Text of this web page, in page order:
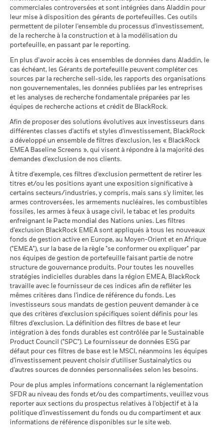
*Avant 15/déc./2021, le Fonds a utilisé un indice de
référence différent qui est pris en compte dans les données
de la valeur de référence.
2016 2017 2018 2019 2020 2021
Rendement
total (%)
AUD
0,1 -3,0 11,8 2,6 -11,8
référence
comparateur
1 (%) AUD
1,1 -6,4 13,4 2,8 -7,9
La performance indiquée est calculée après déduction des
frais courants. Les frais d’entrée/de sortie ne sont pas inclus
dans le calcul.
Les chiffres indiqués se rapportent aux performances
passées.
Les performances passées ne sont pas un indicateur
fiable des performances futures. Les marchés pourraient
évoluer très différemment. Ceci peut vous aider à évaluer la
façon dont le fonds a été géré dans le passé
La performance est indiquée sur la base de la Valeur nette
d’inventaire (VNI), avec le revenu brut réinvesti le cas échéant.
Le rendement de votre investissement peut augmenter ou
diminuer en raison des fluctuations des devises si votre
investissement est effectué dans une devise autre que celle
utilisée dans le calcul des performances passées. Source :
Blackrock
Structure juridique UCITS
Catégorie Morningstar Equity Market Neutral USD
Fréquence de distribution
Quotidienne, sur la base d'un
SEDOL B7YPFG0
Les fonds de BlackRock Global Funds (BGF) et de BlackRock
Strategic Funds (BSF) sont des compartiments de sociétés
d’investissement à capital variable (SICAV) de droit
compartiment n’a pas de durée déterminée.
Les frais d’entrée maximaux à la charge de l’investisseur privé
(catégorie d’actions A) s’élèvent à 5 % de la valeur
opérations boursières associée à la sortie et à la conversion
d’actions d'organismes de placement collectif (actions de
capitalisation) s'élève à 1,32% (max. 4000 €). Les dividendes
perçus au titre des actions de distribution sont soumis au
précompte mobilier belge de 30%. Le précompte mobilier
belge applicable aux intérêts inclus dans le prix de rachat des
actions de capitalisation et de distribution investissant plus
de 10% de leurs actifs dans des titres de créance s'élève à
30%.
Publication de la valeur nette d'inventaire:
www.blackrock.com/be
, De Tijd, www.fundinfo.com . Pour toute
réclamation concernant ce compartiment, veuillez contacter
BlackRock au 02 402 49 00 ou par e-mail à l’adresse
belux@blackrock.com.Pour votre protection, les appels
téléphoniques sont souvent enregistrés.Vous pouvez
également contacter le Service de médiation des
consommateurs. Vous trouverez de plus amples informations
à l’adresse http://www.ombudsfin.be.
«notes Morningstar», vous pouvez consulter la page internet
à l’adresse
suivante:
http://www.morningstar.be/be/research/funds/
la liquidité du produit.
Exemple d’investissement AUD 15 000
au
Scénarios
Minimal Il n’y a pas de rendement minimum
Tension
Ce que vous pourriez obtenir après
Rendement annuel moyen
Défavorable
Rendement annuel moyen
Intermédiaire
Ce que vous pourriez obtenir après
Rendement annuel moyen
Favorable
Ce que vous pourriez obtenir après
Rendement annuel moyen
Le scénario de tension montre ce que vous pourriez obtenir
dans des situations de marché extrêmes.
BlackRock Strategic Funds - Semi-Annual
Report (French)
Sustainability related disclosure - ADEAR-
AGG (en)
Sustainability related disclosure - ADEAR-
AGG (de)
Sustainability related disclosure - ADEAR-
AGG (fr)
Sustainability related disclosure - ADEAR-
AGG (nl)
BlackRock Strategic Funds - Prospectus
(English)
BlackRock Strategic Funds - Prospectus
(French - Belgium^France)
Voir tous les documents
commerciales controversées et sont intégrées dans Aladdin pour
leur mise à disposition des gérants de portefeuilles. Ces outils
permettent de piloter l'ensemble du processus d'investissement,
de la recherche à la construction et à la modélisation du
portefeuille, en passant par le reporting.
En plus d’avoir accès à ces ensembles de données dans Aladdin, le
cas échéant, les Gérants de portefeuille peuvent compléter ces
sources par la recherche sell-side, les rapports des organisations
non gouvernementales, les données publiées par les entreprises
et les analyses de recherche fondamentale préparées par les
équipes de recherche actions et crédit de BlackRock.
Afin de proposer des solutions évolutives aux investisseurs dans
différentes classes d'actifs et styles d'investissement, BlackRock
a développé un ensemble de filtres d'exclusion, les « BlackRock
EMEA Baseline Screens », qui visent à répondre à la majorité des
demandes d'exclusion de nos clients.
À titre d'exemple, ces filtres d'exclusion permettent de retirer les
titres et/ou les positions ayant une exposition significative à
certains secteurs/industries, y compris, mais sans s'y limiter, les
armes controversées, les armements nucléaires, les combustibles
fossiles, les armes à feux à usage civil, le tabac et les produits
enfreignant le Pacte mondial des Nations unies. Les filtres
d'exclusion BlackRock EMEA sont appliqués à tous les nouveaux
fonds de gestion active en Europe, au Moyen-Orient et en Afrique
("EMEA"), sur la base de la règle "se conformer ou expliquer" par
nos équipes de gestion de portefeuille faisant partie de notre
structure de gouvernance produits. Pour toutes les nouvelles
stratégies indicielles durables dans la région EMEA, BlackRock
travaille avec le fournisseur de ces indices afin de refléter les
mêmes critères dans l'indice de référence du fonds. Les
investisseurs sous mandats de gestion peuvent demander à ce
que des critères d'exclusion spécifiques soient définis pour les
filtres d'exclusion. La définition des filtres de base et leur
intégration à des fonds durables est contrôlée par le Sustainable
Product Council ("SPC"). Le fournisseur de données ESG par
défaut pour ces filtres de base est le MSCI, néanmoins les équipes
d'investissement peuvent choisir d'utiliser Sustainalytics ou
d'autres sources de données personnalisées selon les besoins.
Pour de plus amples informations concernant la réglementation
SFDR au niveau des fonds et/ou des compartiments, veuillez vous
reporter aux sections du prospectus relatives à l'objectif et à la
politique d'investissement du fonds ou du compartiment et aux
informations de référence disponibles sur le site web.